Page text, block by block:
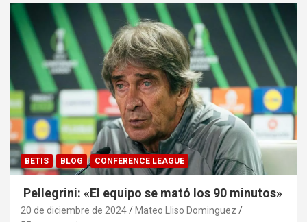
BETIS BLOG CONFERENCE LEAGUE
Pellegrini: «El equipo se mató los 90 minutos»
20 de diciembre de 2024
Mateo Lliso Dominguez